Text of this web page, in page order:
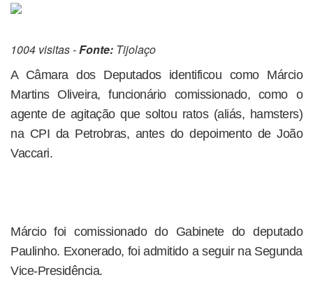
1004 visitas -Fonte: Tijolaço
A Câmara dos Deputados identificou como Márcio
Martins Oliveira, funcionário comissionado, como o
agente de agitação que soltou ratos (aliás, hamsters)
na CPI da Petrobras, antes do depoimento de João
Vaccari.
Márcio foi comissionado do Gabinete do deputado
Paulinho. Exonerado, foi admitido a seguir na Segunda
Vice-Presidência.